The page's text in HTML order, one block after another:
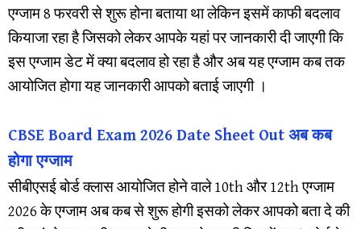
एग्जाम 8 फरवरी से शुरू होना बताया था लेकिन इसमें काफी बदलाव
कियाजा रहा है जिसको लेकर आपके यहां पर जानकारी दी जाएगी कि
इस एग्जाम डेट में क्या बदलाव हो रहा है और अब यह एग्जाम कब तक
आयोजित होगा यह जानकारी आपको बताई जाएगी ।
CBSE Board Exam 2026 Date Sheet Out अब कब
होगा एग्जाम
सीबीएसई बोर्ड क्लास आयोजित होने वाले 10th और 12th एग्जाम
2026 के एग्जाम अब कब से शुरू होगी इसको लेकर आपको बता दे की